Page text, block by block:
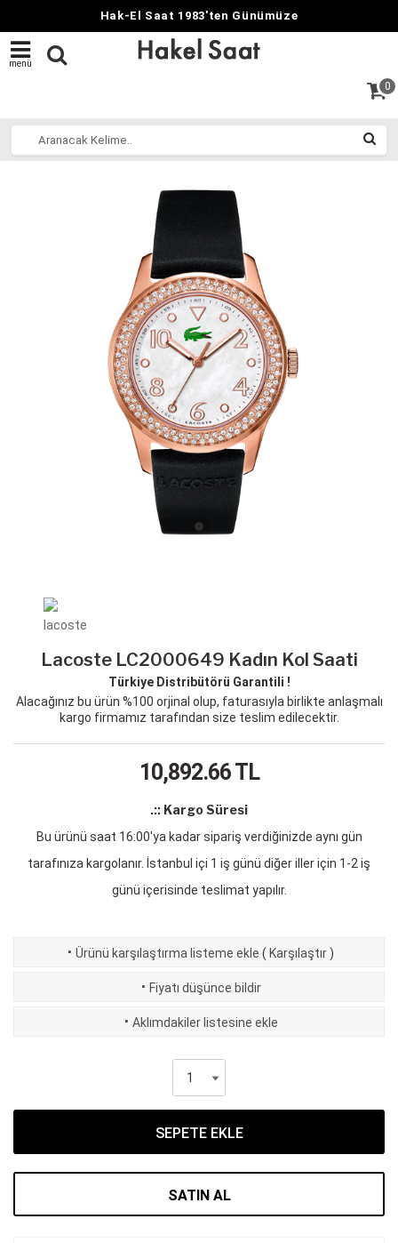
Hak-El Saat 1983'ten Günümüze
menü
0
Lacoste LC2000649 Kadın Kol Saati
Türkiye Distribütörü Garantili !
Alacağınız bu ürün %100 orjinal olup, faturasıyla birlikte anlaşmalı
kargo firmamız tarafından size teslim edilecektir.
10,892.66TL
.:: Kargo Süresi
Bu ürünü saat 16:00'ya kadar sipariş verdiğinizde aynı gün
tarafınıza kargolanır. İstanbul içi 1 iş günü diğer iller için 1-2 iş
günü içerisinde teslimat yapılır.
· Ürünü karşılaştırma listeme ekle ( Karşılaştır )
· Fiyatı düşünce bildir
· Aklımdakiler listesine ekle
SEPETE EKLE
SATIN AL